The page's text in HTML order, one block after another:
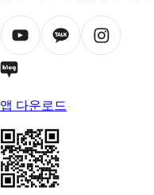
앱 다운로드